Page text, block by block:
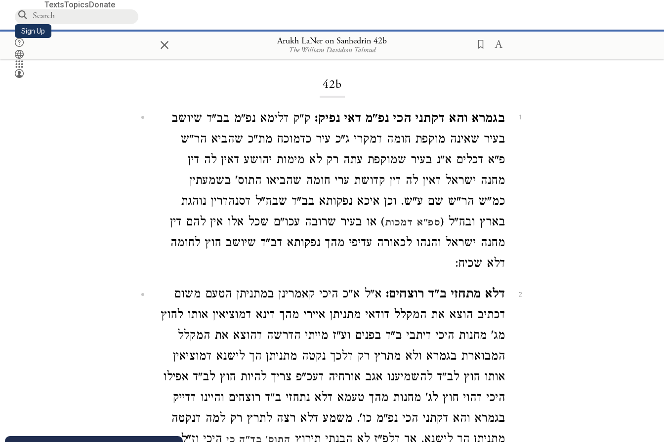
TextsTopicsDonate
Sign Up × Arukh LaNer on Sanhedrin 42b
The William Davidson Talmud
Loading...
42b
1 בגמרא והא דקתני הכי נפ"מ דאי נפיק: ק"ק דלימא נפ"מ בב"ד שיושב
בעיר שאינה מוקפת חומה דמקרי ג"כ עיר כדמוכח מת"כ שהביא הר"ש
פ"א דכלים א"נ בעיר שמוקפת עתה רק לא מימות יהושע דאין לה דין
מחנה ישראל דאין לה דין קדושת ערי חומה שהביאו התוס' בשמעתין
כמ"ש הר"ש שם ע"ש. וכן איכא נפקותא בב"ד שבח"ל דסנהדרין נוהגת
בארץ ובח"ל (ספ"א דמכות) או בעיר שרובה עכו"ם שכל אלו אין להם דין
מחנה ישראל והנהו לכאורה עדיפי מהך נפקותא דב"ד שיושב חוץ לחומה
דלא שכיח:
2 דלא מתחזי ב"ד רוצחים: א"ל א"כ היכי קאמרינן במתניתן הטעם משום
דכתיב הוצא את המקלל דודאי מתניתן איירי מהך דינא דמוציאין אותו לחוץ
מג' מחנות היכי דיתבי ב"ד בפנים וע"ז מייתי הדרשה דהוצא את המקלל
המבוארת בגמרא ולא מתרץ רק דלכך נקטה מתניתן הך לישנא דמוציאין
אותו חוץ לב"ד להשמיענו אגב אורחיה דעכ"פ צריך להיות חוץ לב"ד אפילו
היכי דהוי חוץ לג' מחנות מהך טעמא דלא נתחזי ב"ד רוצחים והיינו דדייק
בגמרא והא דקתני הכי נפ"מ כו'. משמע דלא רצה לתרץ רק למה דנקטה